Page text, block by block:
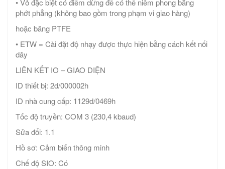
• Vỏ đặc biệt có điểm dừng để có thể niêm phong bằng
phớt phẳng (không bao gồm trong phạm vi giao hàng)
hoặc băng PTFE
• ETW = Cài đặt độ nhạy được thực hiện bằng cách kết nối
dây
LIÊN KẾT IO – GIAO DIỆN
ID thiết bị: 2d/000002h
ID nhà cung cấp: 1129d/0469h
Tốc độ truyền: COM 3 (230,4 kbaud)
Sửa đổi: 1.1
Hồ sơ: Cảm biến thông minh
Chế độ SIO: Có